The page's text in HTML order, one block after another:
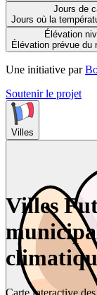
Jours de
Jours où la
Élévation
Élévation prévue du
Une initiative par
Soutenir le projet
Villes
Villes
Carte interactive